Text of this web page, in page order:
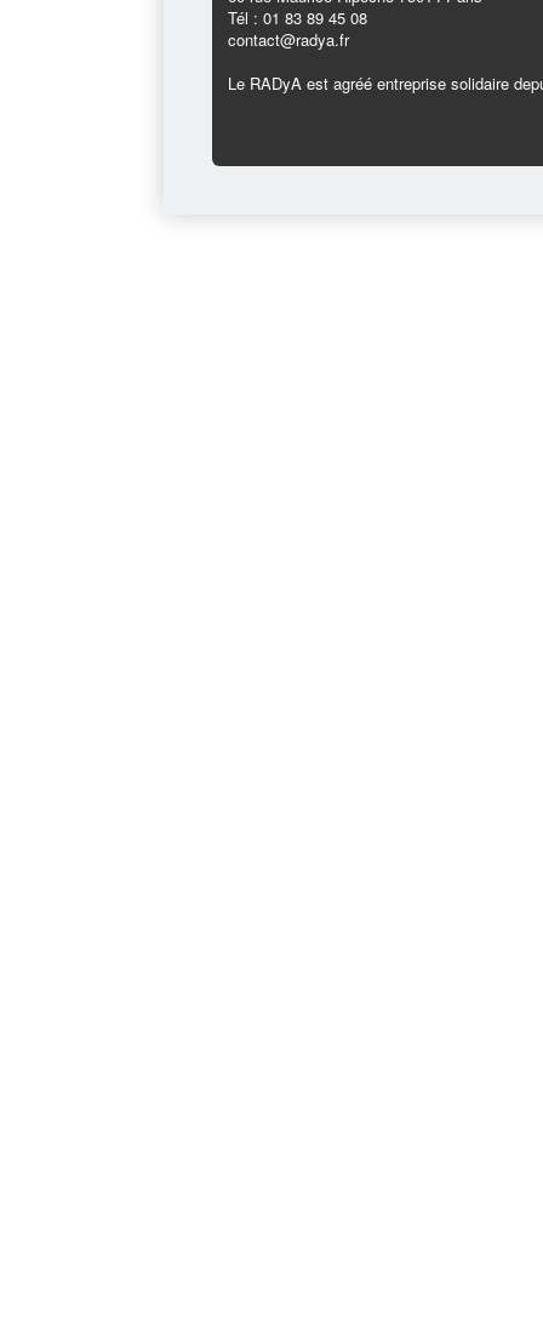
Tél : 01 83 89 45 08
contact@radya.fr
Le RADyA est agréé entreprise solidaire